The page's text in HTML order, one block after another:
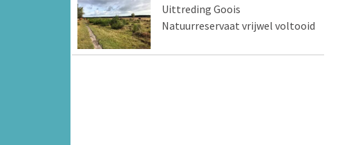
Uittreding Goois
Natuurreservaat vrijwel voltooid